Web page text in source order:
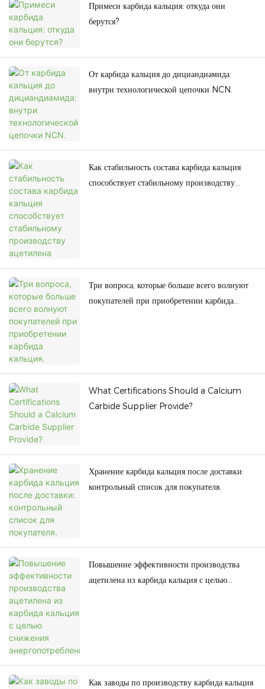
Примеси карбида кальция: откуда они
берутся?
От карбида кальция до дициандиамида:
внутри технологической цепочки NCN.
Как стабильность состава карбида кальция
способствует стабильному производству
Три вопроса, которые больше всего волнуют
покупателей при приобретении карбида
What Certifications Should a Calcium
Carbide Supplier Provide?
Хранение карбида кальция после доставки:
контрольный список для покупателя.
Повышение эффективности производства
ацетилена из карбида кальция с целью
Как заводы по производству карбида кальция